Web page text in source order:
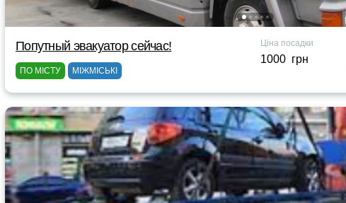
Попутный эвакуатор сейчас!
ПО МІСТУ МІЖМІСЬКІ
Ціна посадки
1000 грн